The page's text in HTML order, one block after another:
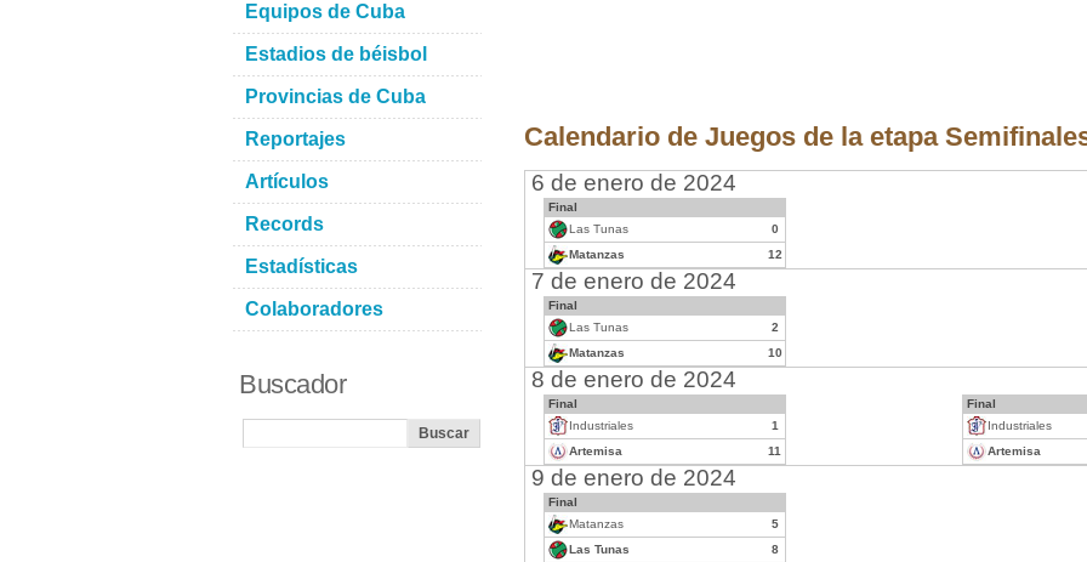
Calendario de Juegos de la etapa
6 de enero de 2024
Final
Las Tunas
0
Matanzas
12
7 de enero de 2024
Final
Las Tunas
2
Matanzas
10
8 de enero de 2024
Final
Industriales
1
Artemisa
11
Final
Industriales
Artemisa
9 de enero de 2024
Final
Matanzas
5
Las Tunas
8
Equipos de Cuba
Estadios de béisbol
Provincias de Cuba
Reportajes
Artículos
Records
Estadísticas
Colaboradores
Buscador